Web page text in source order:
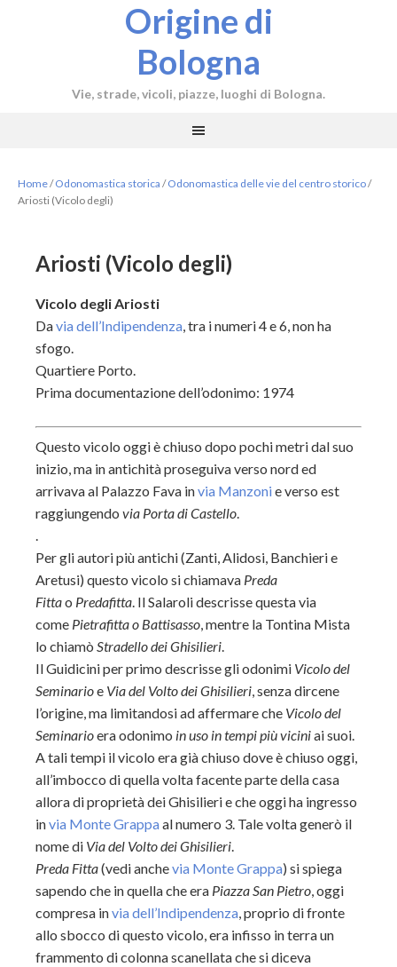
Origine di
Bologna
Vie, strade, vicoli, piazze, luoghi di Bologna.
Home/ Odonomastica storica / Odonomastica delle vie del centro storico/
Ariosti (Vicolo degli)
Ariosti (Vicolo degli)
Vicolo degli Ariosti
Davia dell’Indipendenza, tra i numeri 4 e 6, non ha
sfogo.
Quartiere Porto.
Prima documentazione dell’odonimo: 1974
Questo vicolo oggi è chiuso dopo pochi metri dal suo
inizio, ma in antichità proseguiva verso nord ed
arrivava al Palazzo Fava invia Manzonie verso est
raggiungendo via Porta di Castello.
.
Per gli autori più antichi (Zanti, Alidosi, Banchieri e
Aretusi) questo vicolo si chiamava Preda
Fittao Predafitta. Il Salaroli descrisse questa via
come Pietrafitta o Battisasso, mentre la Tontina Mista
lo chiamò Stradello dei Ghisilieri.
Il Guidicini per primo descrisse gli odonimi Vicolo del
Seminarioe Via del Volto dei Ghisilieri, senza dircene
l’origine, ma limitandosi ad affermare che Vicolo del
Seminarioera odonimo in uso in tempi più viciniai suoi.
A tali tempi il vicolo era già chiuso dove è chiuso oggi,
all’imbocco di quella volta facente parte della casa
allora di proprietà dei Ghisilieri e che oggi ha ingresso
invia Monte Grappaal numero 3. Tale volta generò il
nome di Via del Volto dei Ghisilieri.
Preda Fitta(vedi anchevia Monte Grappa) si spiega
sapendo che in quella che era Piazza San Pietro, oggi
compresa invia dell’Indipendenza, proprio di fronte
allo sbocco di questo vicolo, era infisso in terra un
frammento di colonna scanellata che si diceva